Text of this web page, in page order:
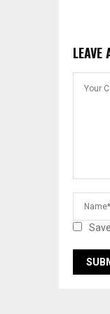
LEAVE